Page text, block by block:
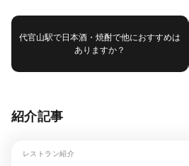
代官山駅で日本酒・焼酎で他におすすめは
ありますか？
紹介記事
レストラン紹介